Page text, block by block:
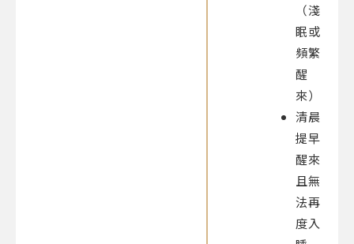
（淺
眠或
頻繁
醒
來）
清晨
提早
醒來
且無
法再
度入